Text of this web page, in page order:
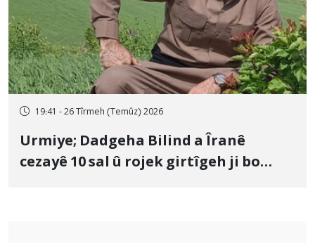
19:41 - 26 Tîrmeh (Temûz) 2026
Urmiye; Dadgeha Bilind a Îranê
cezayê 10 sal û rojek girtîgeh ji bo